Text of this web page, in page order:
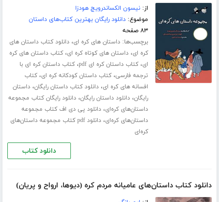
از:نیسون الکساندرویچ هودزا
موضوع:دانلود رایگان بهترین کتاب‌های داستان
۸۳ صفحه
برچسب‌ها:داستان های کره ای،دانلود کتاب داستان های
کره ای،داستان های کوتاه کره ای،کتاب داستان های کره
ای،کتاب داستان کره ای pdf ،کتاب داستان کره ای با
ترجمه فارسی،کتاب داستان کودکانه کره ای،کتاب
افسانه های کره ای،دانلود کتاب داستان رایگان،داستان
رایگان،دانلود داستان رایگان،دانلود رایگان کتاب مجموعه
داستان‌های کره‌ای،دانلود پی دی اف کتاب مجموعه
داستان‌های کره‌ای،
دانلود pdf کتاب مجموعه داستان‌های
کره‌ای
دانلود کتاب
دانلود کتاب داستان‌های عامیانه مردم کره (دیوها، ارواح و پریان)